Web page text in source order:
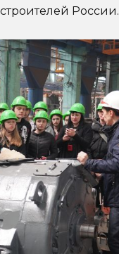
России.